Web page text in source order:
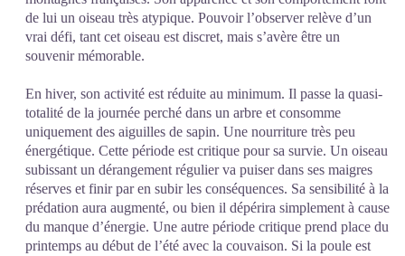
de lui un oiseau très atypique. Pouvoir l’observer relève d’un
vrai défi, tant cet oiseau est discret, mais s’avère être un
souvenir mémorable.
En hiver, son activité est réduite au minimum. Il passe la quasi-
totalité de la journée perché dans un arbre et consomme
uniquement des aiguilles de sapin. Une nourriture très peu
énergétique. Cette période est critique pour sa survie. Un oiseau
subissant un dérangement régulier va puiser dans ses maigres
réserves et finir par en subir les conséquences. Sa sensibilité à la
prédation aura augmenté, ou bien il dépérira simplement à cause
du manque d’énergie. Une autre période critique prend place du
printemps au début de l’été avec la couvaison. Si la poule est